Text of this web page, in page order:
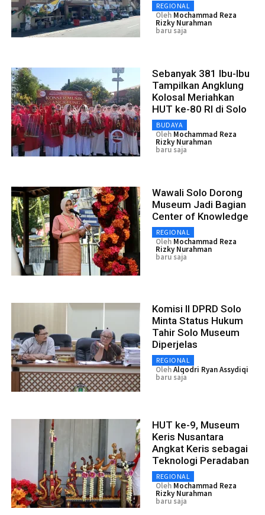
REGIONAL
Oleh Mochammad Reza
Rizky Nurahman
baru saja
Sebanyak 381 Ibu-Ibu
Tampilkan Angklung
Kolosal Meriahkan
HUT ke-80 RI di Solo
BUDAYA
Oleh Mochammad Reza
Rizky Nurahman
baru saja
Wawali Solo Dorong
Museum Jadi Bagian
Center of Knowledge
REGIONAL
Oleh Mochammad Reza
Rizky Nurahman
baru saja
Komisi II DPRD Solo
Minta Status Hukum
Tahir Solo Museum
Diperjelas
REGIONAL
OlehAlqodri Ryan Assydiqi
baru saja
HUT ke-9, Museum
Keris Nusantara
Angkat Keris sebagai
Teknologi Peradaban
REGIONAL
Oleh Mochammad Reza
Rizky Nurahman
baru saja